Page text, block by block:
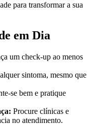
para transformar a sua
em Dia
um check-up ao menos
sintoma, mesmo que
se bem e pratique
Procure clínicas e
no atendimento.